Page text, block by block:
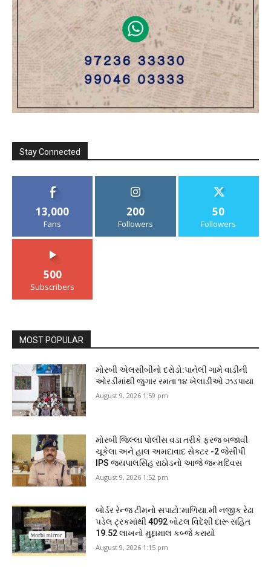
Stay Connected
13,000
Fans
200
Followers
50
Followers
500
Subscribers
MOST POPULAR
મોરબી એલસીબીનો દરોડો:પાનેલી ગામે વાડીની
ઓરડીમાંથી જુગાર રમતા ૧૪ ખેલાડીઓ ઝડપાયા
August 9, 2026 1:59 pm
મોરબી જિલ્લા પોલીસ વડા તરીકે ફરજ બજાવી
ચૂકેલા અને હાલ અમદાવાદ સેક્ટર -2 જેસીપી
IPS જયપાલસિંહ રાઠોડનો આજે જન્મદિવસ
August 9, 2026 1:52 pm
બોર્ડર રેન્જ ટીમનો સપાટો:માળિયા.મી નજીક રેઢા
પડેલ ટ્રકમાંથી 4092 બોટલ વિદેશી દારૂ સહિત
19.52 લાખનો મુદ્દામાલ કબ્જે કરાયો
August 9, 2026 1:15 pm